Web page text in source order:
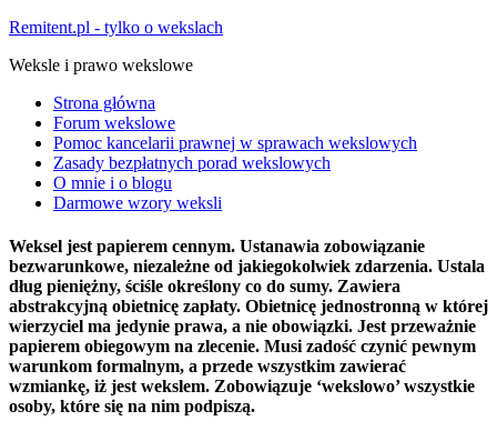
Remitent.pl - tylko o wekslach
Weksle i prawo wekslowe
Strona główna
Forum wekslowe
Pomoc kancelarii prawnej w sprawach wekslowych
Zasady bezpłatnych porad wekslowych
O mnie i o blogu
Darmowe wzory weksli
Weksel jest papierem cennym. Ustanawia zobowiązanie
bezwarunkowe, niezależne od jakiegokolwiek zdarzenia. Ustala
dług pieniężny, ściśle określony co do sumy. Zawiera
abstrakcyjną obietnicę zapłaty. Obietnicę jednostronną w której
wierzyciel ma jedynie prawa, a nie obowiązki. Jest przeważnie
papierem obiegowym na zlecenie. Musi zadość czynić pewnym
warunkom formalnym, a przede wszystkim zawierać
wzmiankę, iż jest wekslem. Zobowiązuje ‘wekslowo’ wszystkie
osoby, które się na nim podpiszą.